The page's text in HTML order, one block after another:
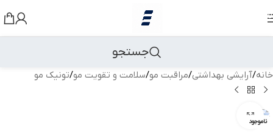
رد کردن به ناوبری
جستجو
خانه/آرایشی بهداشتی/مراقبت مو/سلامت و تقویت مو/تونیک مو
ناموجود